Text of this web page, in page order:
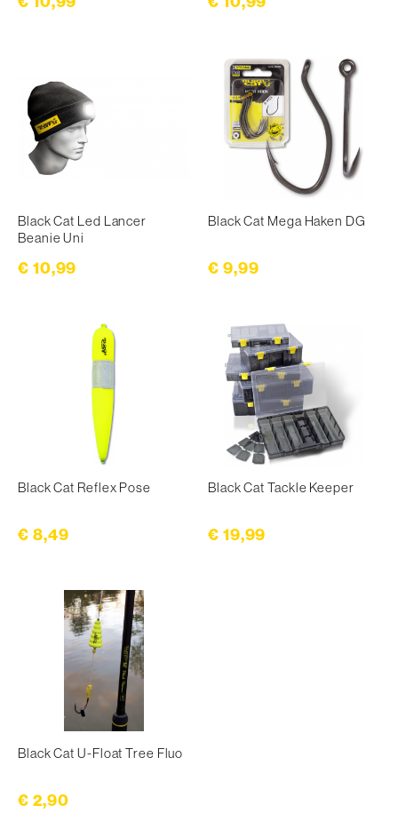
Black Cat Led Lancer
Beanie Uni
€ 10,99
Black Cat Mega Haken DG
€ 9,99
Black Cat Reflex Pose
€ 8,49
Black Cat Tackle Keeper
€ 19,99
Black Cat U-Float Tree Fluo
€ 2,90